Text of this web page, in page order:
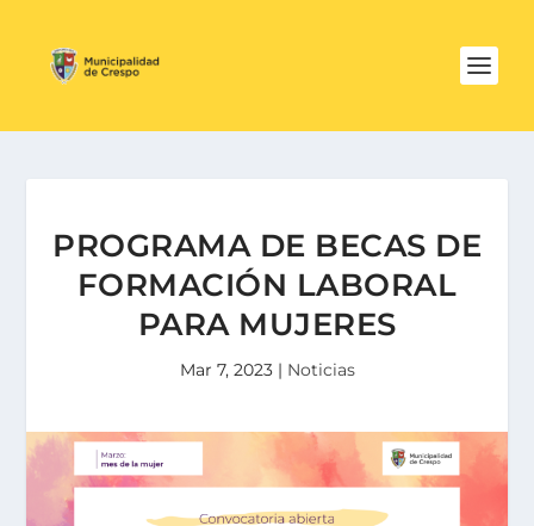
PROGRAMA DE BECAS DE
FORMACIÓN LABORAL
PARA MUJERES
Mar 7, 2023| Noticias